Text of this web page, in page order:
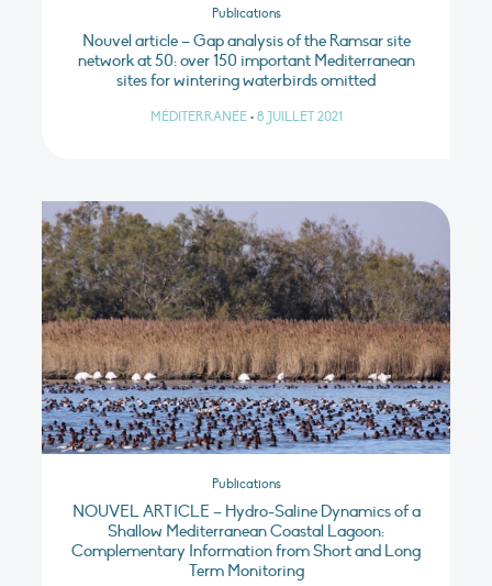
Publications
Nouvel article – Gap analysis of the Ramsar site
network at 50: over 150 important Mediterranean
sites for wintering waterbirds omitted
MÉDITERRANÉE • 8 JUILLET 2021
Publications
NOUVEL ARTICLE – Hydro-Saline Dynamics of a
Shallow Mediterranean Coastal Lagoon:
Complementary Information from Short and Long
Term Monitoring